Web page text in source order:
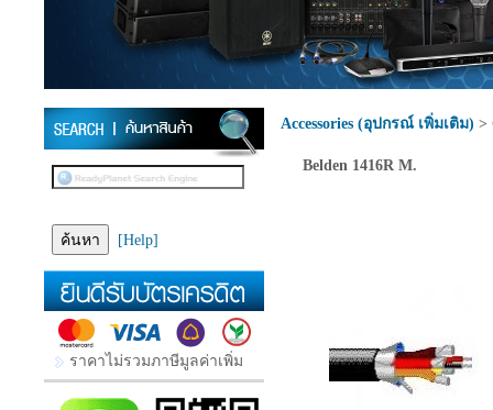
[Help]
ราคาไม่รวมภาษีมูลค่าเพิ่ม
Accessories (อุปกรณ์ เพิ่มเติม) >
Belden 1416R M.